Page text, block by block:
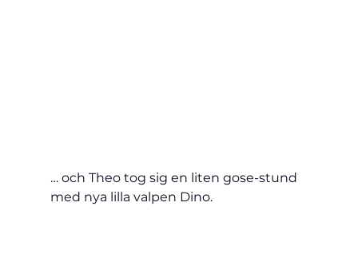
… och Theo tog sig en liten gose-stund
med nya lilla valpen Dino.